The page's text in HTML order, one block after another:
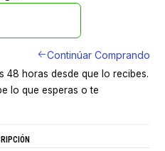
Continúar Comprando
48 horas desde que lo recibes.
lo que esperas o te